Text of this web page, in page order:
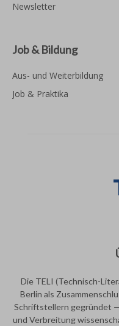
Newsletter
Job & Bildung
Aus- und Weiterbildung
Job & Praktika
Die TELI (Technisch-
Berlin als
Schriftstellern gegründet
und Verbreitung